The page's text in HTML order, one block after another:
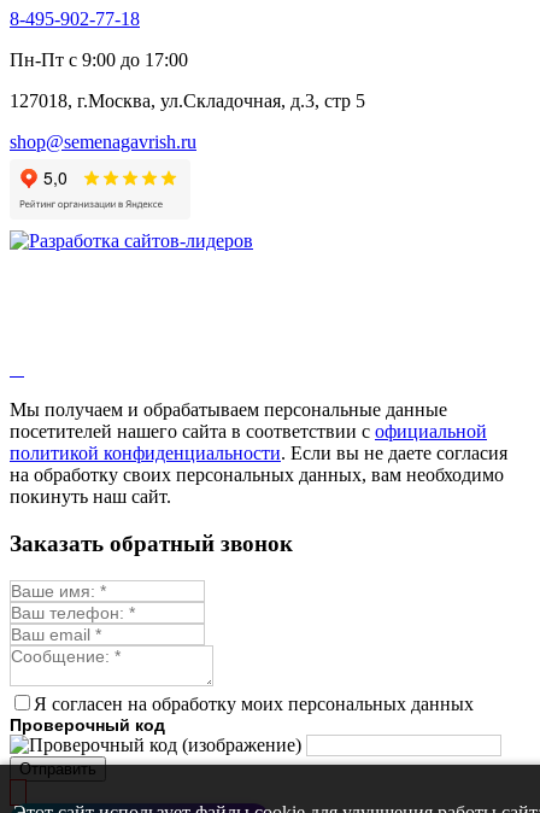
8-495-902-77-18
Пн-Пт с 9:00 до 17:00
127018, г.Москва, ул.Складочная, д.3, стр 5
shop@semenagavrish.ru
Мы получаем и обрабатываем персональные данные
посетителей нашего сайта в соответствии с официальной
политикой конфиденциальности. Если вы не даете согласия
на обработку своих персональных данных, вам необходимо
покинуть наш сайт.
Заказать обратный звонок
Я согласен на обработку моих персональных данных
Проверочный код
Отправить